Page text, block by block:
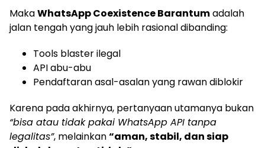
MakaWhatsApp Coexistence Barantumadalah
jalan tengah yang jauh lebih rasional dibanding:
Tools blaster ilegal
API abu-abu
Pendaftaran asal-asalan yang rawan diblokir
Karena pada akhirnya, pertanyaan utamanya bukan
“bisa atau tidak pakai WhatsApp API tanpa
legalitas”, melainkan“aman, stabil, dan siap